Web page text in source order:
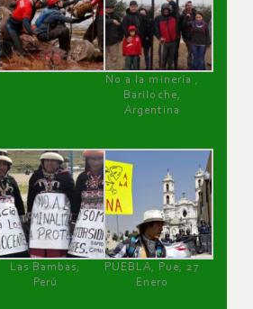
No a la minería ,
Bariloche,
Argentina
Las Bambas,
Perú
PUEBLA, Pue, 27
Enero